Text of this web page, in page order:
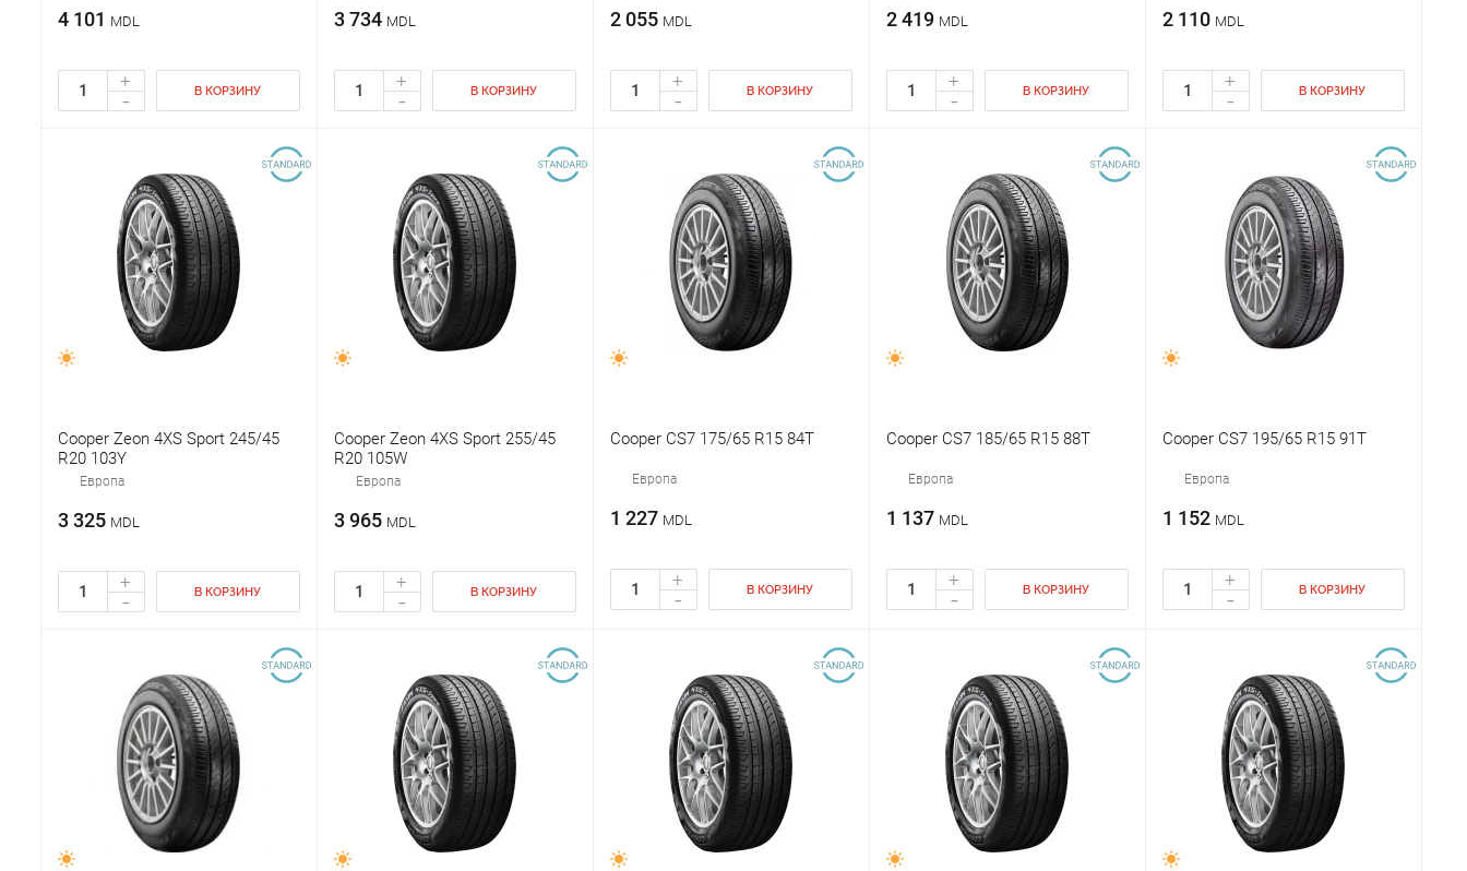
4 101 MDL
+
- В КОРЗИНУ
3 734 MDL
+
- В КОРЗИНУ
2 055 MDL
+
- В КОРЗИНУ
2 419 MDL
+
- В КОРЗИНУ
2 110 MDL
+
- В КОРЗИНУ
Cooper Zeon 4XS Sport 245/45
R20 103Y
Европа
3 325 MDL
+
- В КОРЗИНУ
Cooper Zeon 4XS Sport 255/45
R20 105W
Европа
3 965 MDL
+
- В КОРЗИНУ
Cooper CS7 175/65 R15 84T
Европа
1 227 MDL
+
- В КОРЗИНУ
Cooper CS7 185/65 R15 88T
Европа
1 137 MDL
+
- В КОРЗИНУ
Cooper CS7 195/65 R15 91T
Европа
1 152 MDL
+
- В КОРЗИНУ